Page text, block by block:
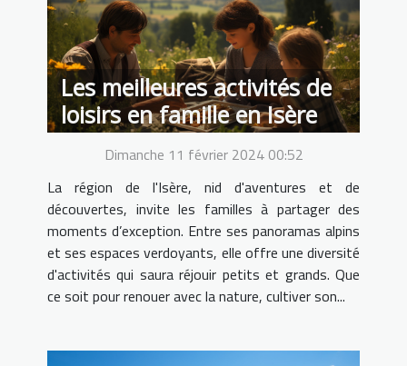
Les meilleures activités de
loisirs en famille en Isère
Dimanche 11 février 2024 00:52
La région de l'Isère, nid d'aventures et de
découvertes, invite les familles à partager des
moments d’exception. Entre ses panoramas alpins
et ses espaces verdoyants, elle offre une diversité
d'activités qui saura réjouir petits et grands. Que
ce soit pour renouer avec la nature, cultiver son...